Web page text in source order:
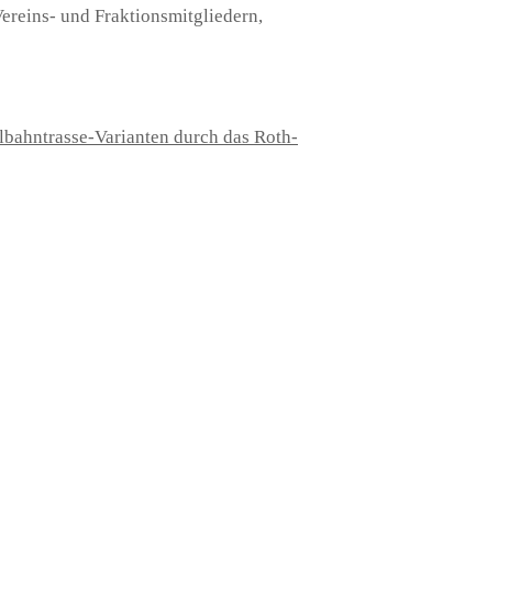
und Fraktionsmitgliedern,
Varianten durch das Roth-